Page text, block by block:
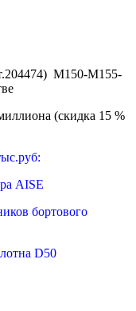
М150-M155-
(скидка 15 %
AISE
бортового
D50